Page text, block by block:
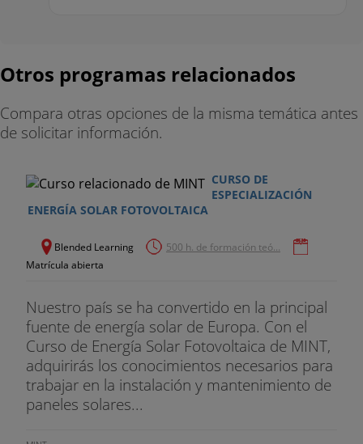
Otros programas relacionados
Compara otras opciones de la misma temática antes
de solicitar información.
CURSO DE
ESPECIALIZACIÓN
ENERGÍA SOLAR FOTOVOLTAICA
Blended Learning
500 h. de formación teó...
Matrícula abierta
Nuestro país se ha convertido en la principal
fuente de energía solar de Europa. Con el
Curso de Energía Solar Fotovoltaica de MINT,
adquirirás los conocimientos necesarios para
trabajar en la instalación y mantenimiento de
paneles solares...